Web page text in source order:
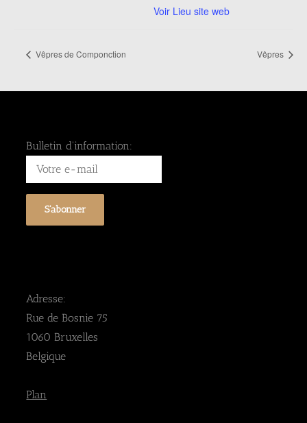
Voir Lieu site web
Vêpres de Componction Vêpres
Bulletin d'information:
Adresse:
Rue de Bosnie 75
1060 Bruxelles
Belgique
Plan